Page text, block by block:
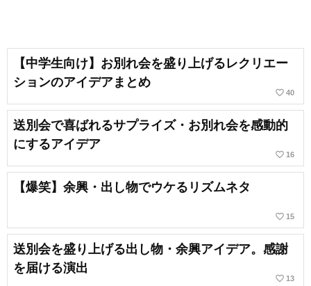
【中学生向け】お別れ会を盛り上げるレクリエー
ションのアイデアまとめ
favorite_border 40
送別会で喜ばれるサプライズ・お別れ会を感動的
にするアイデア
favorite_border 16
【爆笑】余興・出し物でウケるリズムネタ
favorite_border 15
送別会を盛り上げる出し物・余興アイデア。感謝
を届ける演出
favorite_border 13